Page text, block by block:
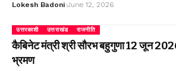
Lokesh Badoni June 12, 2026
उत्तरकाशी उत्तराखंड राजनीति
कैबिनेट मंत्री श्री सौरभ बहुगुणा 12 जून
भ्रमण